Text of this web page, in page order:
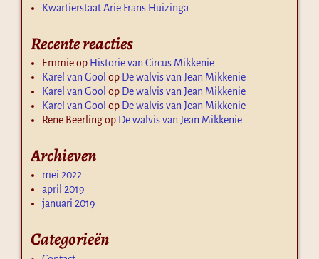
Kwartierstaat Arie Frans Huizinga
Recente reacties
Emmieop Historie van Circus Mikkenie
Karel van Gool op De walvis van Jean Mikkenie
Karel van Gool op De walvis van Jean Mikkenie
Karel van Gool op De walvis van Jean Mikkenie
Rene Beerlingop De walvis van Jean Mikkenie
Archieven
mei 2022
april 2019
januari 2019
Categorieën